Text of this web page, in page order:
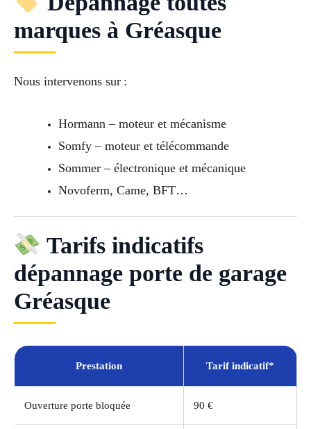
marques à Gréasque
Nous intervenons sur :
Hormann – moteur et mécanisme
Somfy – moteur et télécommande
Sommer – électronique et mécanique
Novoferm, Came, BFT…
Tarifs indicatifs
dépannage porte de garage
Gréasque
Prestation Tarif indicatif*
Ouverture porte bloquée 90 €